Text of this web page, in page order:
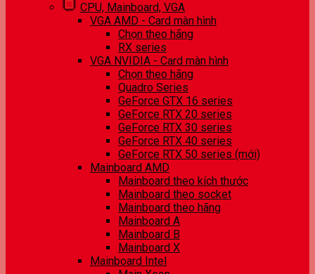
CPU, Mainboard, VGA
VGA AMD - Card màn hình
Chọn theo hãng
RX series
VGA NVIDIA - Card màn hình
Chọn theo hãng
Quadro Series
GeForce GTX 16 series
GeForce RTX 20 series
GeForce RTX 30 series
GeForce RTX 40 series
GeForce RTX 50 series (mới)
Mainboard AMD
Mainboard theo kích thước
Mainboard theo socket
Mainboard theo hãng
Mainboard A
Mainboard B
Mainboard X
Mainboard Intel